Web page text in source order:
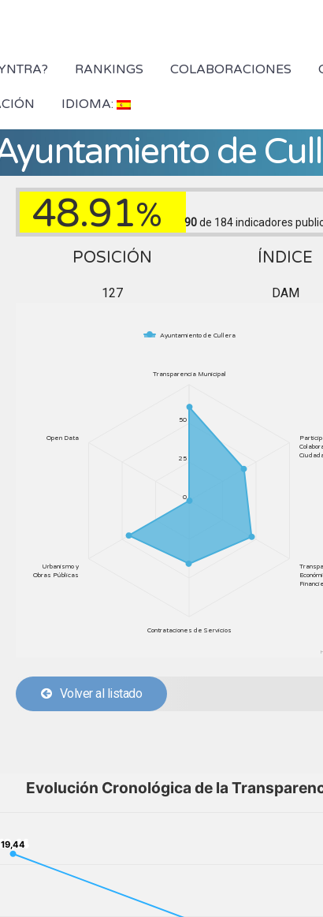
RANKINGS COLABORACIONES
IDIOMA:
de
48.91% 90de 184indicadores
POSICIÓN ÍNDICE
127 DAM
Ayuntamiento de Cullera
Transparencia Municipal
Contrataciones de Servicios
Urbanismo y
Obras Públicas
Open Data
0
25
50
Volver al listado
Evolución Cronológica de la
19,44
19,44